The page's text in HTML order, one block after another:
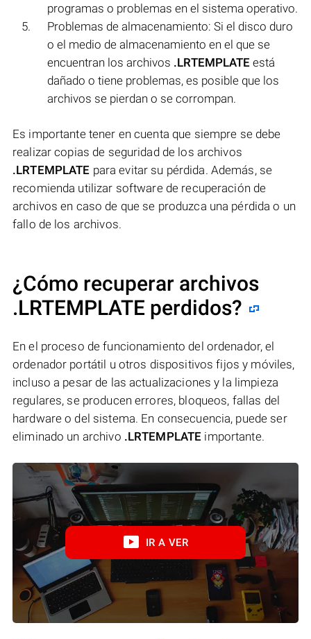
programas o problemas en el sistema operativo.
Problemas de almacenamiento: Si el disco duro
o el medio de almacenamiento en el que se
encuentran los archivos .LRTEMPLATE está
dañado o tiene problemas, es posible que los
archivos se pierdan o se corrompan.
Es importante tener en cuenta que siempre se debe
realizar copias de seguridad de los archivos
.LRTEMPLATE para evitar su pérdida. Además, se
recomienda utilizar software de recuperación de
archivos en caso de que se produzca una pérdida o un
fallo de los archivos.
¿Cómo recuperar archivos
.LRTEMPLATE perdidos?
En el proceso de funcionamiento del ordenador, el
ordenador portátil u otros dispositivos fijos y móviles,
incluso a pesar de las actualizaciones y la limpieza
regulares, se producen errores, bloqueos, fallas del
hardware o del sistema. En consecuencia, puede ser
eliminado un archivo .LRTEMPLATE importante.
IR A VER